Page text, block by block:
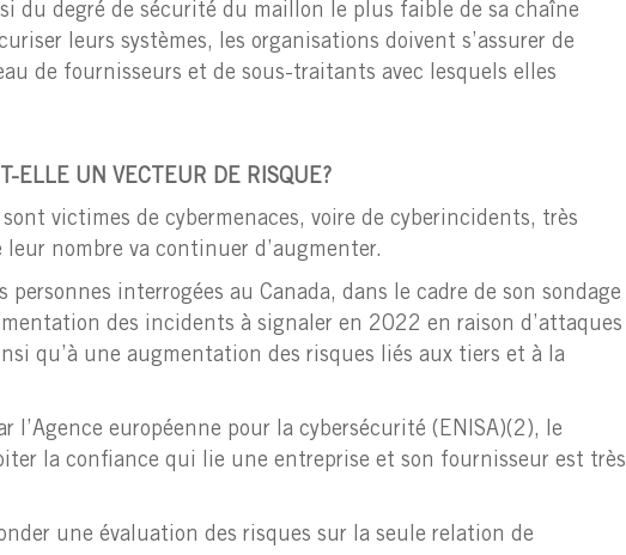
du degré de sécurité du maillon le plus faible de sa chaîne
leurs systèmes, les organisations doivent s’assurer de
de fournisseurs et de sous-traitants avec lesquels elles
ELLE UN VECTEUR DE RISQUE?
victimes de cybermenaces, voire de cyberincidents, très
nombre va continuer d’augmenter.
interrogées au Canada, dans le cadre de son sondage
des incidents à signaler en 2022 en raison d’attaques
qu’à une augmentation des risques liés aux tiers et à la
européenne pour la cybersécurité (ENISA)(2), le
la confiance qui lie une entreprise et son fournisseur est très
une évaluation des risques sur la seule relation de